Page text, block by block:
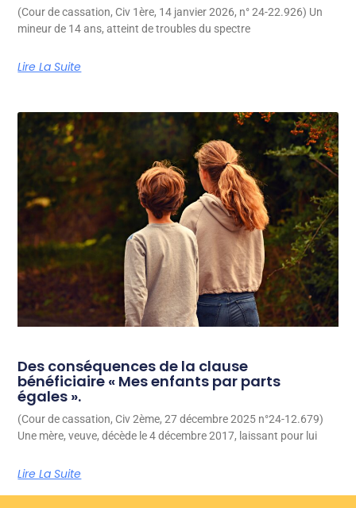
(Cour de cassation, Civ 1ère, 14 janvier 2026, n° 24-22.926) Un
mineur de 14 ans, atteint de troubles du spectre
Lire La Suite
Des conséquences de la clause
bénéficiaire « Mes enfants par parts
égales ».
(Cour de cassation, Civ 2ème, 27 décembre 2025 n°24-12.679)
Une mère, veuve, décède le 4 décembre 2017, laissant pour lui
Lire La Suite